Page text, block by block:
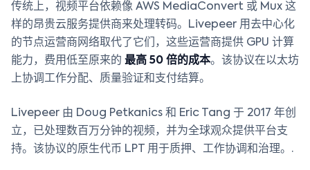
传统上，视频平台依赖像 AWS MediaConvert 或 Mux 这
样的昂贵云服务提供商来处理转码。Livepeer 用去中心化
的节点运营商网络取代了它们，这些运营商提供 GPU 计算
能力，费用低至原来的 最高 50 倍的成本。该协议在以太坊
上协调工作分配、质量验证和支付结算。
Livepeer 由 Doug Petkanics 和 Eric Tang 于 2017 年创
立，已处理数百万分钟的视频，并为全球观众提供平台支
持。该协议的原生代币 LPT 用于质押、工作协调和治理。.